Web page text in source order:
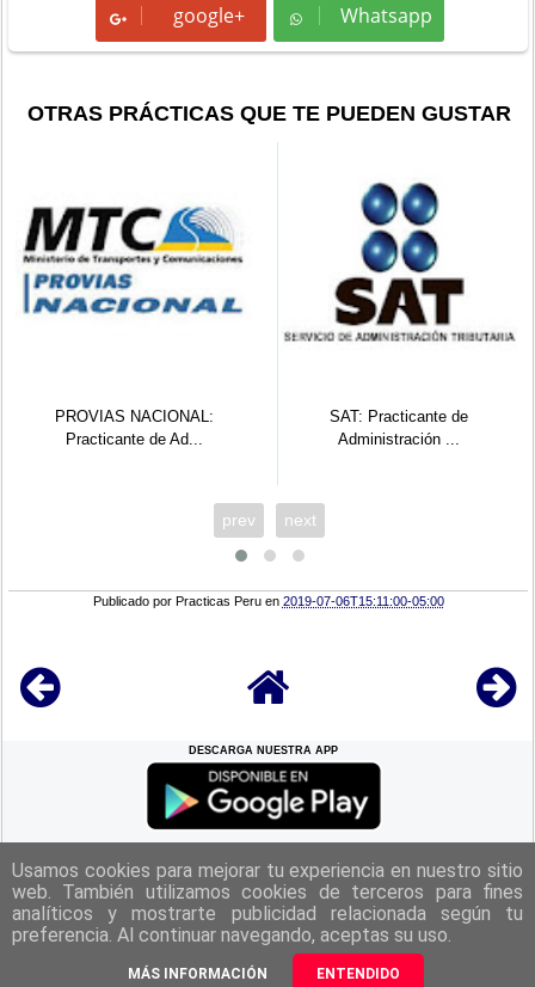
google+ Whatsapp
Whatsapp
OTRAS PRÁCTICAS QUE TE PUEDEN GUSTAR
PROVIAS NACIONAL:
Practicante de Ad...
SAT: Practicante de
Administración ...
prev next
Publicado por Practicas Peru en 2019-07-06T15:11:00-05:00
DESCARGA NUESTRA APP
REGRESAR A LACIMA
|Politica de Privacidad|Aviso Legal| Términos y Condiciones
|
Contacto|
Derechos Reservados Practicas Perú 2025
Usamos cookies para mejorar tu experiencia en nuestro sitio
web. También utilizamos cookies de terceros para fines
analíticos y mostrarte publicidad relacionada según tu
preferencia. Al continuar navegando, aceptas su uso.
MÁS INFORMACIÓN ENTENDIDO